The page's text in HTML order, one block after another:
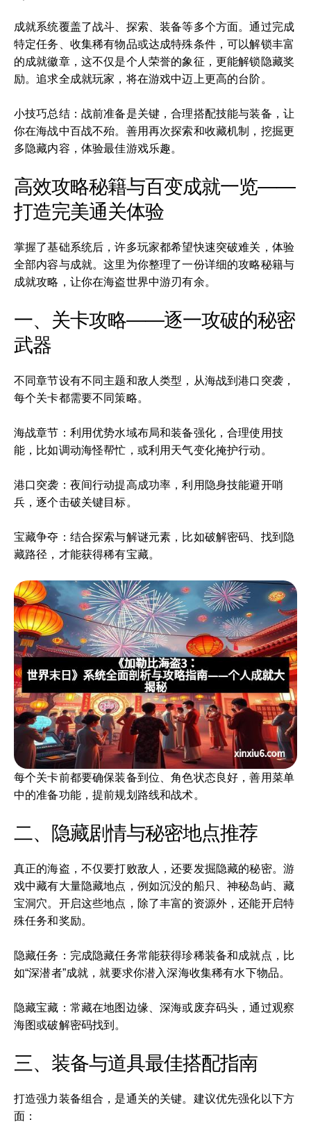
成就系统覆盖了战斗、探索、装备等多个方面。通过完成
特定任务、收集稀有物品或达成特殊条件，可以解锁丰富
的成就徽章，这不仅是个人荣誉的象征，更能解锁隐藏奖
励。追求全成就玩家，将在游戏中迈上更高的台阶。
小技巧总结：战前准备是关键，合理搭配技能与装备，让
你在海战中百战不殆。善用再次探索和收藏机制，挖掘更
多隐藏内容，体验最佳游戏乐趣。
高效攻略秘籍与百变成就一览——
打造完美通关体验
掌握了基础系统后，许多玩家都希望快速突破难关，体验
全部内容与成就。这里为你整理了一份详细的攻略秘籍与
成就攻略，让你在海盗世界中游刃有余。
一、关卡攻略——逐一攻破的秘密
武器
不同章节设有不同主题和敌人类型，从海战到港口突袭，
每个关卡都需要不同策略。
海战章节：利用优势水域布局和装备强化，合理使用技
能，比如调动海怪帮忙，或利用天气变化掩护行动。
港口突袭：夜间行动提高成功率，利用隐身技能避开哨
兵，逐个击破关键目标。
宝藏争夺：结合探索与解谜元素，比如破解密码、找到隐
藏路径，才能获得稀有宝藏。
每个关卡前都要确保装备到位、角色状态良好，善用菜单
中的准备功能，提前规划路线和战术。
二、隐藏剧情与秘密地点推荐
真正的海盗，不仅要打败敌人，还要发掘隐藏的秘密。游
戏中藏有大量隐藏地点，例如沉没的船只、神秘岛屿、藏
宝洞穴。开启这些地点，除了丰富的资源外，还能开启特
殊任务和奖励。
隐藏任务：完成隐藏任务常能获得珍稀装备和成就点，比
如“深潜者”成就，就要求你潜入深海收集稀有水下物品。
隐藏宝藏：常藏在地图边缘、深海或废弃码头，通过观察
海图或破解密码找到。
三、装备与道具最佳搭配指南
打造强力装备组合，是通关的关键。建议优先强化以下方
面：